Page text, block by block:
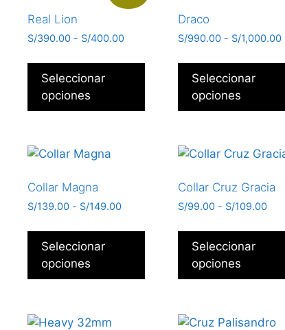
Real Lion
S/390.00 - S/400.00
Seleccionar
opciones
Draco
S/990.00 - S/1,000.00
Seleccionar
opciones
Collar Magna
S/139.00 - S/149.00
Seleccionar
opciones
Collar Cruz Gracia
S/99.00 - S/109.00
Seleccionar
opciones